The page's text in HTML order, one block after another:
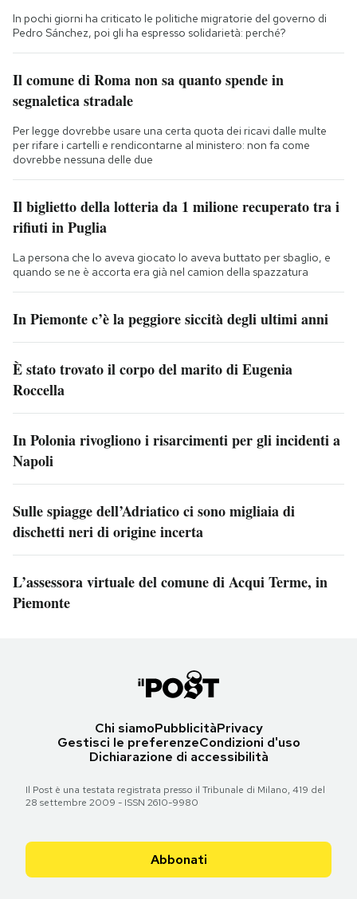
In pochi giorni ha criticato le politiche migratorie del governo di
Pedro Sánchez, poi gli ha espresso solidarietà: perché?
Il comune di Roma non sa quanto spende in
segnaletica stradale
Per legge dovrebbe usare una certa quota dei ricavi dalle multe
per rifare i cartelli e rendicontarne al ministero: non fa come
dovrebbe nessuna delle due
Il biglietto della lotteria da 1 milione recuperato tra i
rifiuti in Puglia
La persona che lo aveva giocato lo aveva buttato per sbaglio, e
quando se ne è accorta era già nel camion della spazzatura
In Piemonte c’è la peggiore siccità degli ultimi anni
È stato trovato il corpo del marito di Eugenia
Roccella
In Polonia rivogliono i risarcimenti per gli incidenti a
Napoli
Sulle spiagge dell’Adriatico ci sono migliaia di
dischetti neri di origine incerta
L’assessora virtuale del comune di Acqui Terme, in
Piemonte
Chi siamoPubblicitàPrivacy
Gestisci le preferenzeCondizioni d'uso
Dichiarazione di accessibilità
Il Post è una testata registrata presso il Tribunale di Milano, 419 del
28 settembre 2009 - ISSN 2610-9980
Abbonati